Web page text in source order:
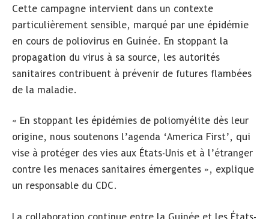
Cette campagne intervient dans un contexte
particulièrement sensible, marqué par une épidémie
en cours de poliovirus en Guinée. En stoppant la
propagation du virus à sa source, les autorités
sanitaires contribuent à prévenir de futures flambées
de la maladie.
« En stoppant les épidémies de poliomyélite dès leur
origine, nous soutenons l’agenda ‘America First’, qui
vise à protéger des vies aux États-Unis et à l’étranger
contre les menaces sanitaires émergentes », explique
un responsable du CDC.